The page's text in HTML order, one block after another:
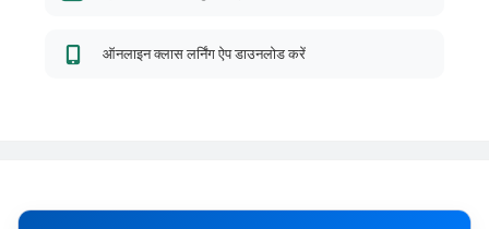
ऑनलाइन क्लास लर्निंग ऐप डाउनलोड करें